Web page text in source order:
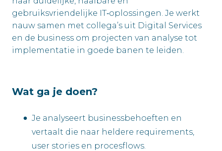
gebruiksvriendelijke IT‑oplossingen. Je werkt
nauw samen met collega’s uit Digital Services
en de business om projecten van analyse tot
implementatie in goede banen te leiden.
Wat ga je doen?
Je analyseert businessbehoeften en
vertaalt die naar heldere requirements,
user stories en procesflows.